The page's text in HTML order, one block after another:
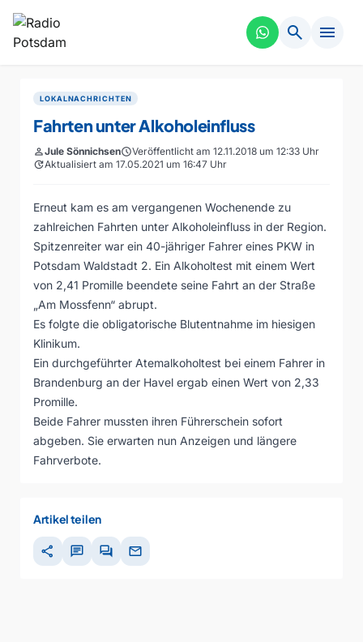
search menu
LOKALNACHRICHTEN
Fahrten unter Alkoholeinfluss
personJule SönnichsenscheduleVeröffentlicht am 12.11.2018 um 12:33 Uhr
updateAktualisiert am 17.05.2021 um 16:47 Uhr
Erneut kam es am vergangenen Wochenende zu
zahlreichen Fahrten unter Alkoholeinfluss in der Region.
Spitzenreiter war ein 40-jähriger Fahrer eines PKW in
Potsdam Waldstadt 2. Ein Alkoholtest mit einem Wert
von 2,41 Promille beendete seine Fahrt an der Straße
„Am Mossfenn“ abrupt.
Es folgte die obligatorische Blutentnahme im hiesigen
Klinikum.
Ein durchgeführter Atemalkoholtest bei einem Fahrer in
Brandenburg an der Havel ergab einen Wert von 2,33
Promille.
Beide Fahrer mussten ihren Führerschein sofort
abgeben. Sie erwarten nun Anzeigen und längere
Fahrverbote.
Artikel teilen
share chat forum mail